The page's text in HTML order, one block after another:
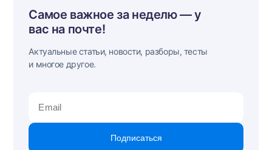
Самое важное за неделю — у
вас на почте!
Актуальные статьи, новости, разборы, тесты
и многое другое.
Подписаться